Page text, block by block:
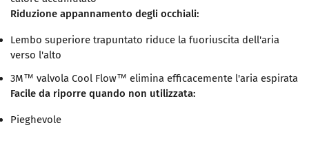
Riduzione appannamento degli occhiali:
Lembo superiore trapuntato riduce la fuoriuscita dell'aria
verso l'alto
3M™ valvola Cool Flow™ elimina efficacemente l'aria espirata
Facile da riporre quando non utilizzata:
Pieghevole